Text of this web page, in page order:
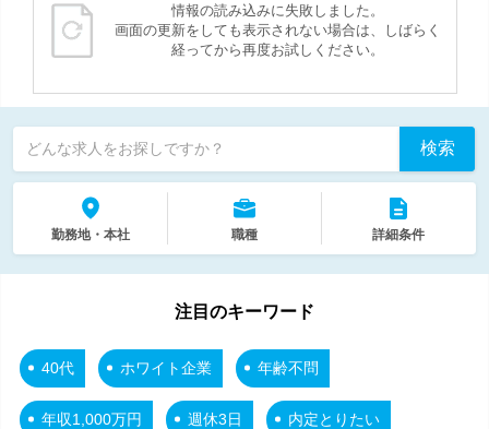
情報の読み込みに失敗しました。
画面の更新をしても表示されない場合は、しばらく
経ってから再度お試しください。
どんな求人をお探しですか？ 検索
勤務地・本社 職種 詳細条件
注目のキーワード
40代 ホワイト企業 年齢不問
年収1,000万円 週休3日 内定とりたい